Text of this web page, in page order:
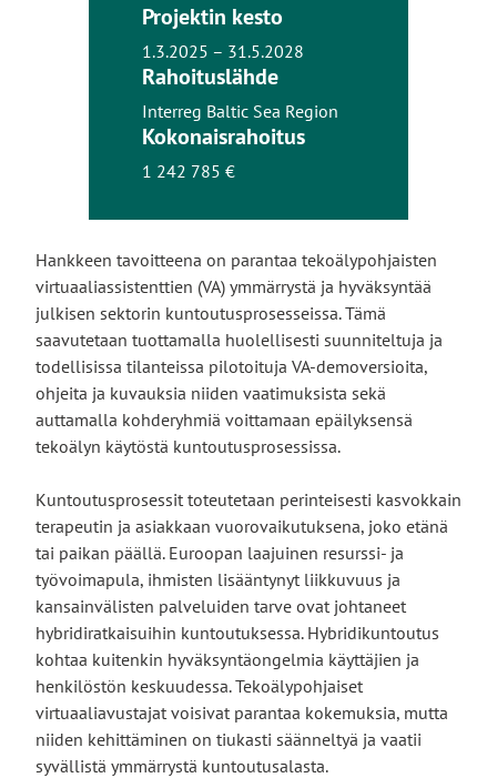
Projektin kesto
1.3.2025 – 31.5.2028
Rahoituslähde
Interreg Baltic Sea Region
Kokonaisrahoitus
1 242 785 €
Hankkeen tavoitteena on parantaa tekoälypohjaisten
virtuaaliassistenttien (VA) ymmärrystä ja hyväksyntää
julkisen sektorin kuntoutusprosesseissa. Tämä
saavutetaan tuottamalla huolellisesti suunniteltuja ja
todellisissa tilanteissa pilotoituja VA-demoversioita,
ohjeita ja kuvauksia niiden vaatimuksista sekä
auttamalla kohderyhmiä voittamaan epäilyksensä
tekoälyn käytöstä kuntoutusprosessissa.
Kuntoutusprosessit toteutetaan perinteisesti kasvokkain
terapeutin ja asiakkaan vuorovaikutuksena, joko etänä
tai paikan päällä. Euroopan laajuinen resurssi- ja
työvoimapula, ihmisten lisääntynyt liikkuvuus ja
kansainvälisten palveluiden tarve ovat johtaneet
hybridiratkaisuihin kuntoutuksessa. Hybridikuntoutus
kohtaa kuitenkin hyväksyntäongelmia käyttäjien ja
henkilöstön keskuudessa. Tekoälypohjaiset
virtuaaliavustajat voisivat parantaa kokemuksia, mutta
niiden kehittäminen on tiukasti säänneltyä ja vaatii
syvällistä ymmärrystä kuntoutusalasta.